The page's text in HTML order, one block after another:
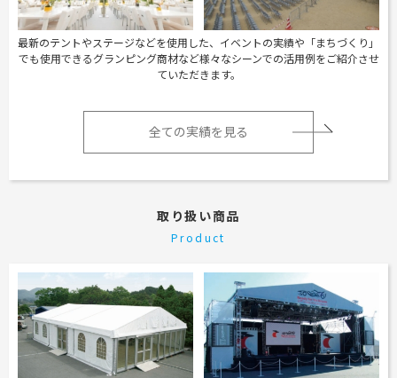
まちづくり事業
Community Development Business
最新のテントやステージなどを使用した、イベントの実績や「まちづくり」
でも使用できるグランピング商材など様々なシーンでの活用例をご紹介させ
ていただきます。
全ての実績を見る
取り扱い商品
Product